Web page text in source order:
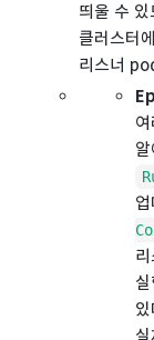
띄울 수
클러스터
리스너